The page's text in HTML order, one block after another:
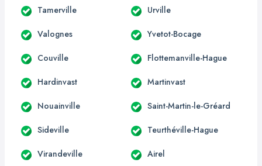
Tamerville Urville
Valognes Yvetot-Bocage
Couville Flottemanville-Hague
Hardinvast Martinvast
Nouainville Saint-Martin-le-Gréard
Sideville Teurthéville-Hague
Virandeville Airel